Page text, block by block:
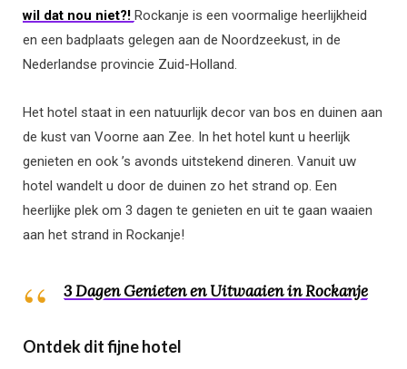
wil dat nou niet?! Rockanje is een voormalige heerlijkheid
en een badplaats gelegen aan de Noordzeekust, in de
Nederlandse provincie Zuid-Holland.
Het hotel staat in een natuurlijk decor van bos en duinen aan
de kust van Voorne aan Zee. In het hotel kunt u heerlijk
genieten en ook ’s avonds uitstekend dineren. Vanuit uw
hotel wandelt u door de duinen zo het strand op. Een
heerlijke plek om 3 dagen te genieten en uit te gaan waaien
aan het strand in Rockanje!
3 Dagen Genieten en Uitwaaien in Rockanje
Ontdek dit fijne hotel